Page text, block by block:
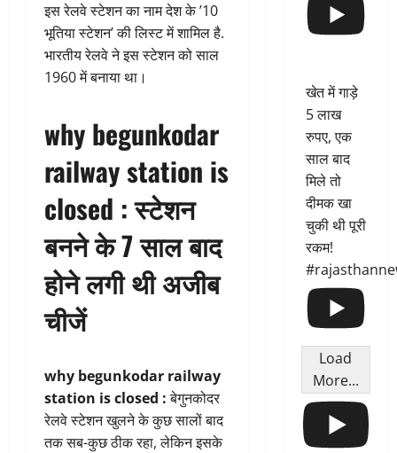
इस रेलवे स्टेशन का नाम देश के ’10
भूतिया स्टेशन’ की लिस्ट में शामिल है.
भारतीय रेलवे ने इस स्टेशन को साल
1960 में बनाया था।
why begunkodar
railway station is
closed : स्टेशन
बनने के 7 साल बाद
होने लगी थी अजीब
चीजें
why begunkodar railway
station is closed :बेगुनकोदर
रेलवे स्टेशन खुलने के कुछ सालों बाद
तक सब-कुछ ठीक रहा, लेकिन इसके
खेत में गाड़े
5 लाख
रुपए, एक
साल बाद
मिले तो
दीमक खा
चुकी थी पूरी
रकम!
Load
More...